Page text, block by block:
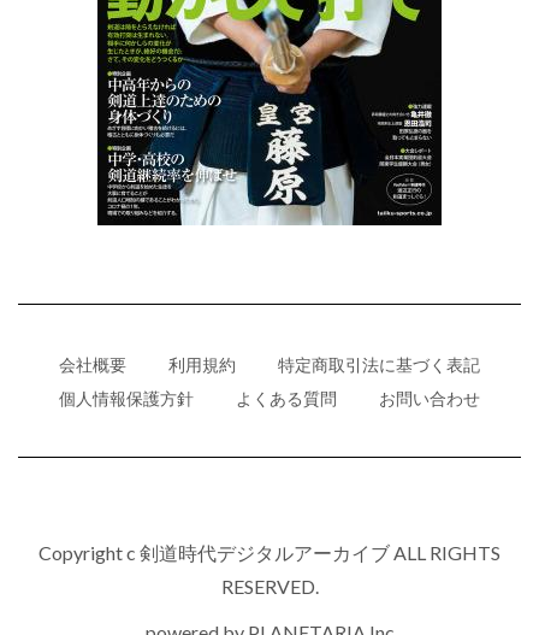
会社概要 利用規約
特定商取引法に基づく表記
個人情報保護方針
よくある質問 お問い合わせ
Copyright c 剣道時代デジタルアーカイブ ALL RIGHTS
RESERVED.